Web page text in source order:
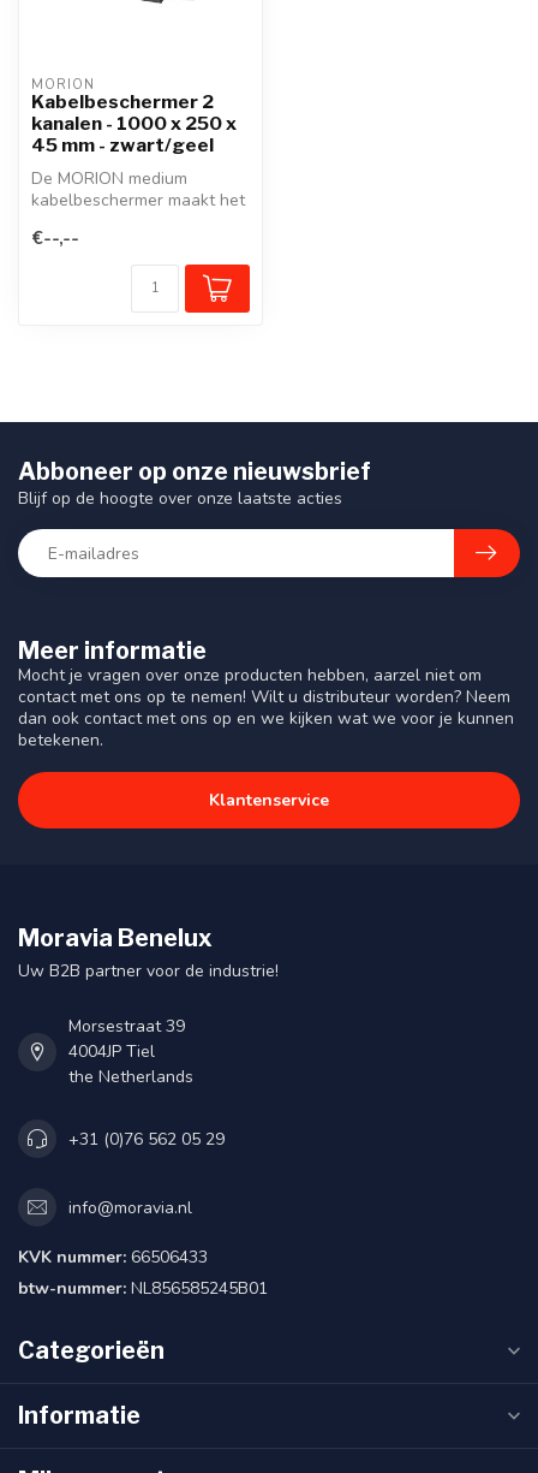
MORION
Kabelbeschermer 2
kanalen - 1000 x 250 x
45 mm - zwart/geel
De MORION medium
kabelbeschermer maakt het
kabels, kl...
€--,--
Meer informatie
Mocht je vragen over onze producten hebben, aarzel niet om
contact met ons op te nemen! Wilt u distributeur worden? Neem
dan ook contact met ons op en we kijken wat we voor je kunnen
betekenen.
Klantenservice
Abboneer op onze nieuwsbrief
Blijf op de hoogte over onze laatste acties
Moravia Benelux
Uw B2B partner voor de industrie!
Morsestraat 39
4004JP Tiel
the Netherlands
+31 (0)76 562 05 29
info@moravia.nl
KVK nummer: 66506433
btw-nummer: NL856585245B01
Categorieën
Informatie